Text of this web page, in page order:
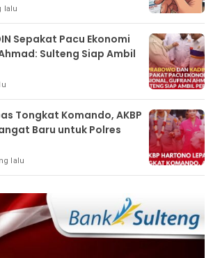
lalu
Sepakat Pacu Ekonomi
Sulteng Siap Ambil
Tongkat Komando, AKBP
Baru untuk Polres
Iringi Sertijab Kapolres
lalu